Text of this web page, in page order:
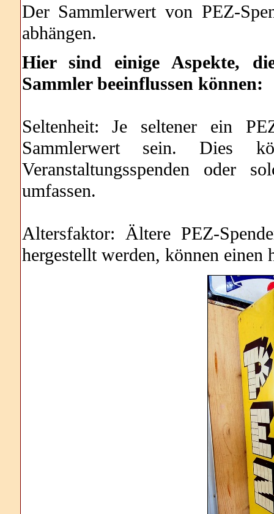
Der Sammlerwert von PEZ-
abhängen.
Hier sind einige Aspekte,
Sammler beeinflussen können:
Seltenheit: Je seltener ein
Sammlerwert sein. Dies
Veranstaltungsspenden oder
umfassen.
Altersfaktor: Ältere PEZ-
hergestellt werden, können einen